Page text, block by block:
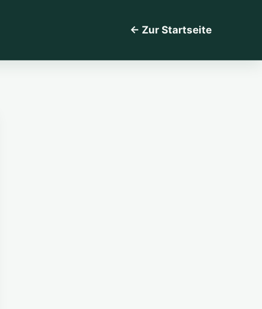
← Zur Startseite